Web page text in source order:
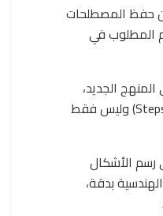
حفظ المصطلحات
المطلوب في
الجديد،
الدرجات تُوزع على الخطوات (Steps) وليس فقط
رسم الأشكال
بدقة،